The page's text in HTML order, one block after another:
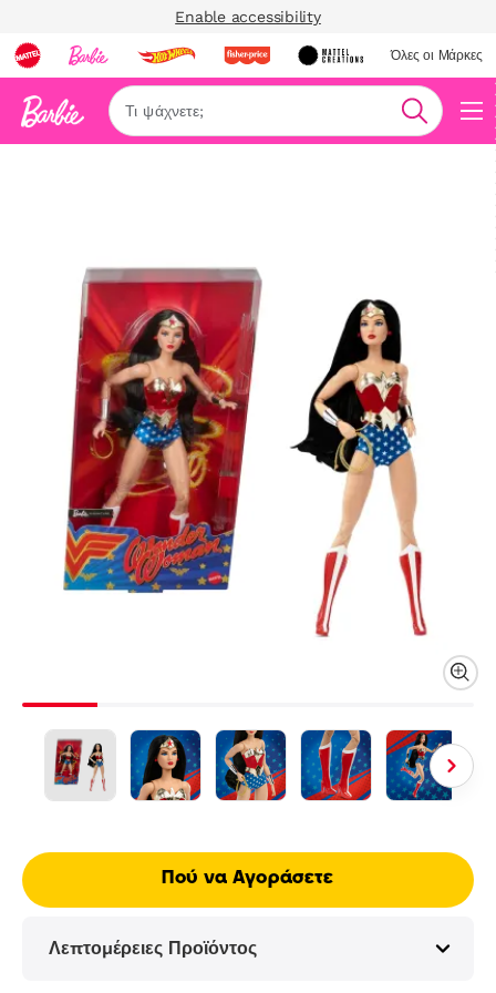
Enable accessibility
Όλες οι Μάρκες
Πού να Αγοράσετε
Λεπτομέρειες Προϊόντος